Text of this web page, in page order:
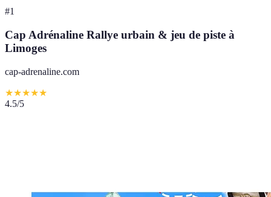
#1
Cap Adrénaline Rallye urbain & jeu de piste à
Limoges
cap-adrenaline.com
★★★★★
4.5/5